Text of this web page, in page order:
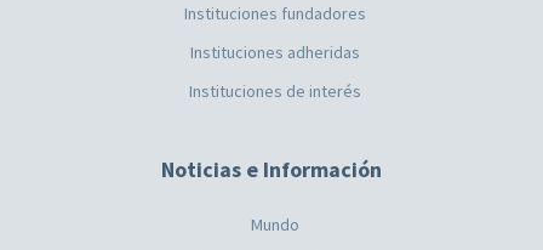
Instituciones fundadores
Instituciones adheridas
Instituciones de interés
Noticias e Información
Mundo